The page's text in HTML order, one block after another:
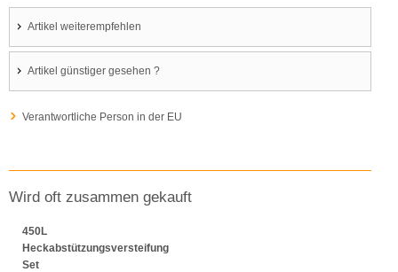
Artikel weiterempfehlen
Artikel günstiger gesehen ?
Verantwortliche Person in der EU
Wird oft zusammen gekauft
450L
Heckabstützungsversteifung
Set